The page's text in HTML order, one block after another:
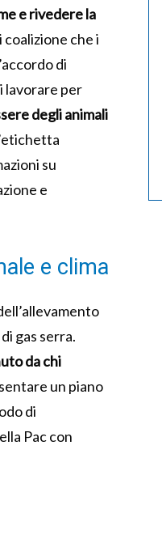
e rivedere la
coalizione che i
di
lavorare per
degli animali
su
e
e clima
gas serra.
da chi
un piano
di
Pac con